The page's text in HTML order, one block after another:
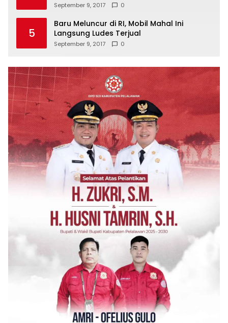
September 9, 2017 0
5
Baru Meluncur di RI, Mobil Mahal Ini
Langsung Ludes Terjual
September 9, 2017 0